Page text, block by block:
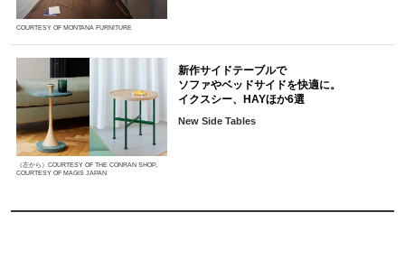
COURTESY OF MONTANA FURNITURE
（左から）COURTESY OF THE CONRAN SHOP,
COURTESY OF MAGIS JAPAN
新作サイドテーブルで
ソファやベッドサイドを快適に。
イクスシー、HAYほか6選
New Side Tables